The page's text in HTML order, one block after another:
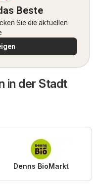
Beste
Sie die aktuellen
in der Stadt
Denns BioMarkt